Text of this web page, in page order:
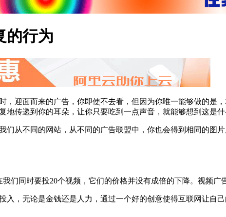
的行为
，迎面而来的广告，你即使不去看，但因为你唯一能够做的是
地传递到你的耳朵，让你只要吃到一点声音，就能够想到这是
们从不同的网站，从不同的广告联盟中，你也会得到相同的图
们同时要投20个视频，它们的价格并没有成倍的下降。视频广
入，无论是金钱还是人力，通过一个好的创意使得互联网让自